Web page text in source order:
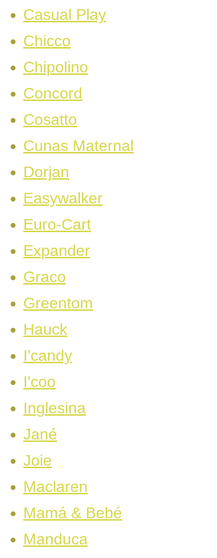
Casual Play
Chicco
Chipolino
Concord
Cosatto
Cunas Maternal
Dorjan
Easywalker
Euro-Cart
Expander
Graco
Greentom
Hauck
I'candy
I'coo
Inglesina
Jané
Joie
Maclaren
Mamá & Bebé
Manduca